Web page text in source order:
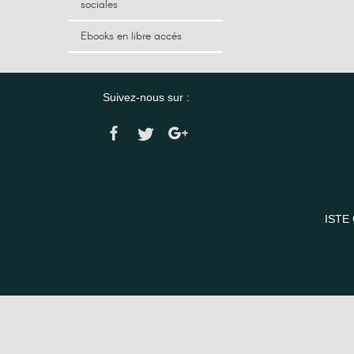
sociales
Ebooks en libre accès
Suivez-nous sur :
ISTE